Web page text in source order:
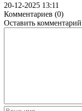
20-12-2025 13:11
Комментариев (0)
Оставить комментарий